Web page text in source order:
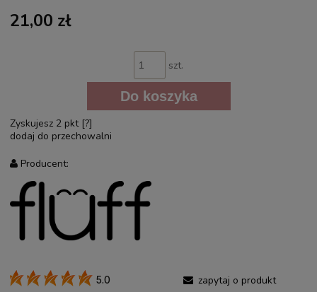
21,00 zł
szt.
Do koszyka
Zyskujesz 2 pkt [?]
dodaj do przechowalni
Producent:
5.0
zapytaj o produkt